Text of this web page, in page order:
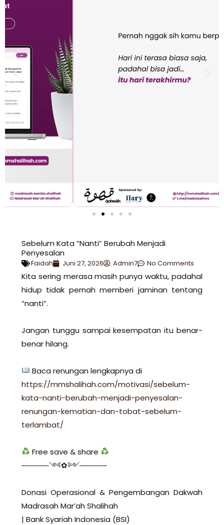
Sebelum Kata “Nanti” Berubah Menjadi
Penyesalan
Faidah Juni 27, 2026 Admin7 No Comments
Kita sering merasa masih punya waktu, padahal
hidup tidak pernah memberi jaminan tentang
“nanti”.
Jangan tunggu sampai kesempatan itu benar-
benar hilang.
Baca renungan lengkapnya di
https://mmshalihah.com/motivasi/sebelum-
kata-nanti-berubah-menjadi-penyesalan-
renungan-kematian-dan-tobat-sebelum-
terlambat/
Free save & share
─────༺✿༻─────
Donasi Operasional & Pengembangan Dakwah
Madrasah Mar’ah Shalihah
| Bank Syariah Indonesia (BSI)